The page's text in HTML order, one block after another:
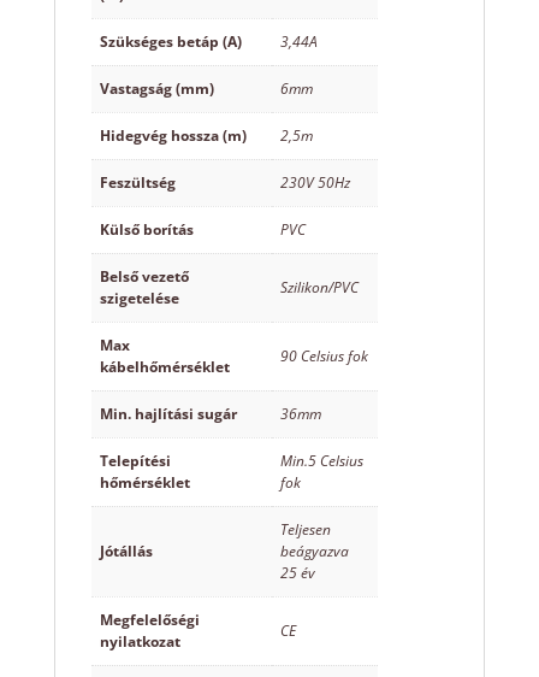
Szükséges betáp (A) 3,44A
Vastagság (mm) 6mm
Hidegvég hossza (m) 2,5m
Feszültség 230V 50Hz
Külső borítás PVC
Belső vezető
szigetelése
Szilikon/PVC
Max
kábelhőmérséklet
90 Celsius fok
Min. hajlítási sugár 36mm
Telepítési
hőmérséklet
Min.5 Celsius
fok
Jótállás
Teljesen
beágyazva
25 év
Megfelelőségi
nyilatkozat
CE